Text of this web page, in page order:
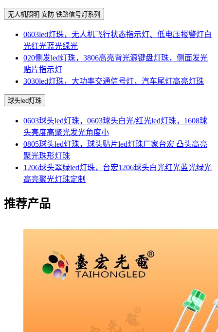
无人机照明 安防 铁路信号灯系列
0603led灯珠，无人机飞行状态指示灯、低电压报警灯白
光红光蓝光绿光
020侧发led灯珠，3806高亮背光源键盘灯珠，侧面发光
贴片指示灯
3030led灯珠，大功率交通信号灯，汽车尾灯高亮灯珠
球头led灯珠
0603球头led灯珠，0603球头白光/红光led灯珠，1608球
头亮度高聚光发光角度小
0805球头led灯珠，球头贴片led灯珠厂家台宏 凸头高亮
聚光珠形灯珠
1206球头翠绿led灯珠，台宏1206球头白光红光蓝光绿光
高亮聚光灯珠定制
推荐产品